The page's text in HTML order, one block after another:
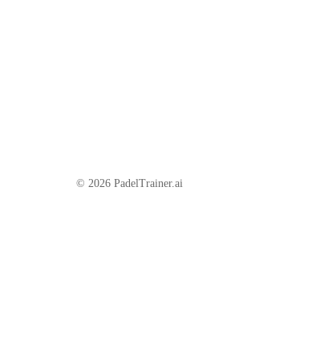
© 2026 PadelTrainer.ai